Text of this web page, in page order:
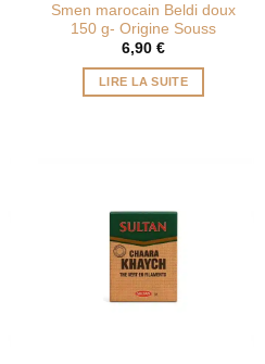
Smen marocain Beldi doux
150 g- Origine Souss
6,90 €
LIRE LA SUITE